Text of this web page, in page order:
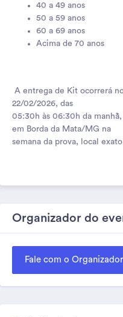
40 a 49 anos
50 a 59 anos
60 a 69 anos
Acima de 70 anos
A entrega de Kit ocorrerá
22/02/2026, das
05:30h às 06:30h da
em Borda da Mata/MG na
semana da prova, local
Organizador do
Fale com o Organizador